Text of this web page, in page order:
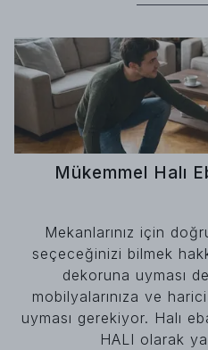
Mükemmel Halı
Mekanlarınız için
seçeceğinizi bilmek
dekoruna uyması
mobilyalarınıza ve harici
uyması gerekiyor. Halı
HALI olarak